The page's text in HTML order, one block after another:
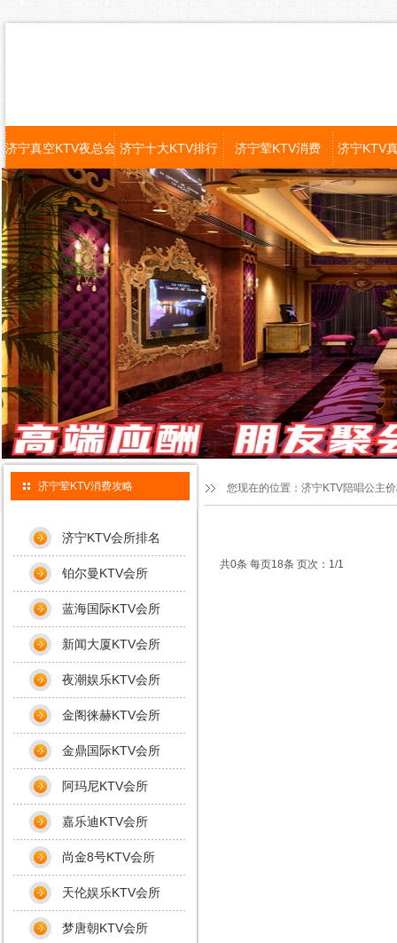
济宁真空KTV夜总会 济宁十大KTV排行 济宁荤KTV消费 济宁KTV
共0条 每页18条 页次：1/1
您现在的位置： 济宁KTV陪唱公主
济宁荤KTV消费攻略
济宁KTV会所排名
铂尔曼KTV会所
蓝海国际KTV会所
新闻大厦KTV会所
夜潮娱乐KTV会所
金阁徕赫KTV会所
金鼎国际KTV会所
阿玛尼KTV会所
嘉乐迪KTV会所
尚金8号KTV会所
天伦娱乐KTV会所
梦唐朝KTV会所